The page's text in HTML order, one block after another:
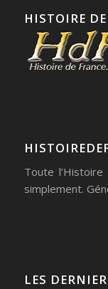
HISTOIRE
Toute
simplement.
LES